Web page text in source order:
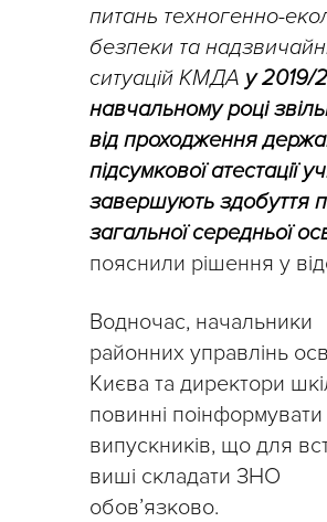
питань техногенно-
безпеки та
ситуацій КМДА у 2019/
навчальному році
від проходження
підсумкової атестації
завершують здобуття
загальної середньої
пояснили рішення у
Водночас, начальники
районних управлінь
Києва та директори
повинні поінформувати
випускників, що для
виші складати ЗНО
обов’язково.